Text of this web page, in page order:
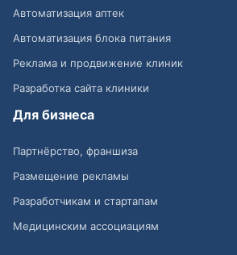
Автоматизация аптек
Автоматизация блока питания
Реклама и продвижение клиник
Разработка сайта клиники
Для бизнеса
Партнёрство, франшиза
Размещение рекламы
Разработчикам и стартапам
Медицинским ассоциациям